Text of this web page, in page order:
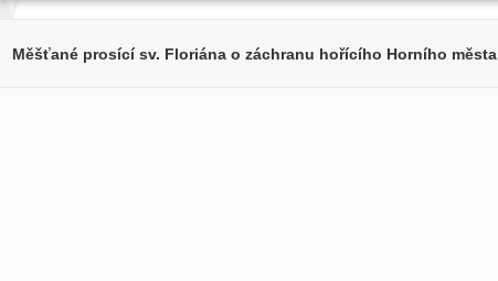
Měšťané prosící sv. Floriána o záchranu hořícího Horního města